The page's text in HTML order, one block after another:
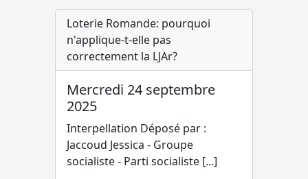
Loterie Romande: pourquoi
n'applique-t-elle pas
correctement la LJAr?
Mercredi 24 septembre
2025
Interpellation Déposé par :
Jaccoud Jessica - Groupe
socialiste - Parti socialiste [...]